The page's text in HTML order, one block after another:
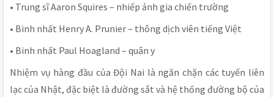
• Trung sĩ Aaron Squires – nhiếp ảnh gia chiến trường
• Binh nhất Henry A. Prunier – thông dịch viên tiếng Việt
• Binh nhất Paul Hoagland – quân y
Nhiệm vụ hàng đầu của Đội Nai là ngăn chặn các tuyến liên
lạc của Nhật, đặc biệt là đường sắt và hệ thống đường bộ của